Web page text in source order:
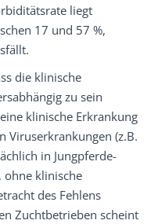
liegt
17 und 57 %,
die klinische
zu sein
klinische Erkrankung
Viruserkrankungen (z.B.
in Jungpferde-
ohne klinische
des Fehlens
Zuchtbetrieben scheint